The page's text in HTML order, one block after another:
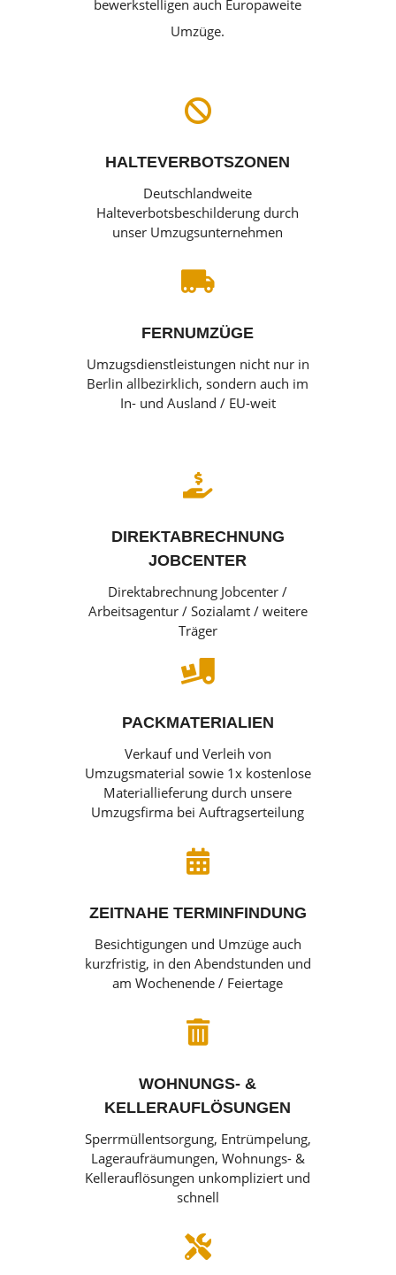
bewerkstelligen auch Europaweite
Umzüge.

HALTEVERBOTSZONEN
Deutschlandweite
Halteverbotsbeschilderung durch
unser Umzugsunternehmen

FERNUMZÜGE
Umzugsdienstleistungen nicht nur in
Berlin allbezirklich, sondern auch im
In- und Ausland / EU-weit

DIREKTABRECHNUNG
JOBCENTER
Direktabrechnung Jobcenter /
Arbeitsagentur / Sozialamt / weitere
Träger

PACKMATERIALIEN
Verkauf und Verleih von
Umzugsmaterial sowie 1x kostenlose
Materiallieferung durch unsere
Umzugsfirma bei Auftragserteilung

ZEITNAHE TERMINFINDUNG
Besichtigungen und Umzüge auch
kurzfristig, in den Abendstunden und
am Wochenende / Feiertage

WOHNUNGS- &
KELLERAUFLÖSUNGEN
Sperrmüllentsorgung, Entrümpelung,
Lageraufräumungen, Wohnungs- &
Kellerauflösungen unkompliziert und
schnell
